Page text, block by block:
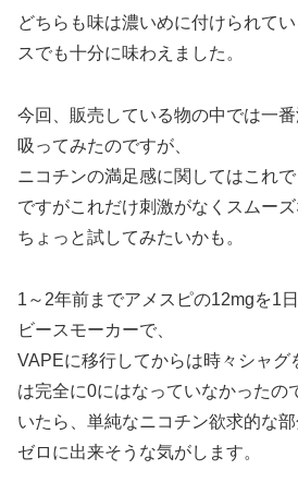
どちらも味は濃いめに付けられて
スでも十分に味わえました。
今回、販売している物の中では一
吸ってみたのですが、
ニコチンの満足感に関してはこれで
ですがこれだけ刺激がなくスムー
ちょっと試してみたいかも。
1～2年前までアメスピの12mgを1
ビースモーカーで、
VAPEに移行してからは時々シャグ
は完全に0にはなっていなかったの
いたら、単純なニコチン欲求的な
ゼロに出来そうな気がします。